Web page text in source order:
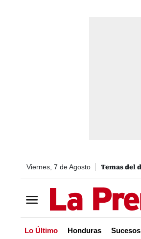
Viernes, 7 de Agosto
Lo Último Honduras Sucesos